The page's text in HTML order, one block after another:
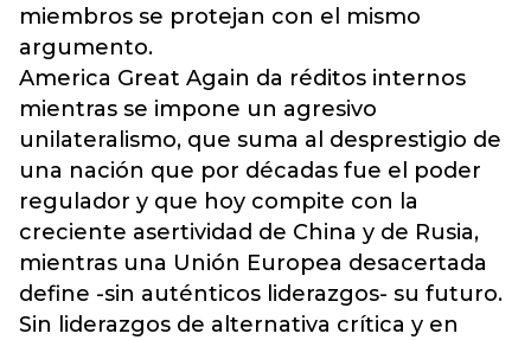
miembros se protejan con el mismo
argumento.
America Great Again da réditos internos
mientras se impone un agresivo
unilateralismo, que suma al desprestigio de
una nación que por décadas fue el poder
regulador y que hoy compite con la
creciente asertividad de China y de Rusia,
mientras una Unión Europea desacertada
define -sin auténticos liderazgos- su futuro.
Sin liderazgos de alternativa crítica y en